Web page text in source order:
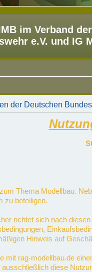
im Verband
e.V. und IG
der Deutschen
Thema Modellbau.
zu beteiligen.
richtet sich nach
Hinweis auf
mit rag-modellbau.de
diese